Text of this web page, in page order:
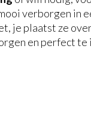
verborgen in
je plaatst ze
en perfect